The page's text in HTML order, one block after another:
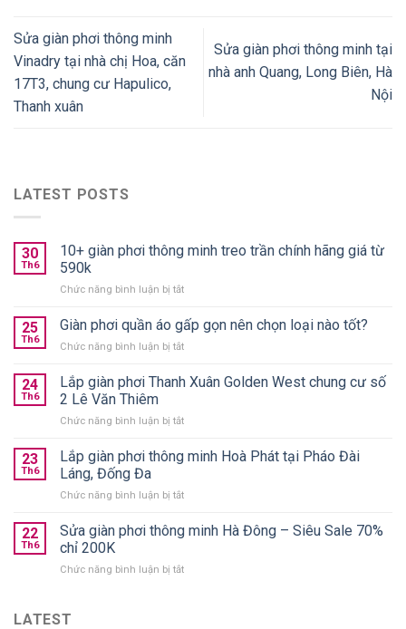
Sửa giàn phơi thông minh
Vinadry tại nhà chị Hoa, căn
17T3, chung cư Hapulico,
Thanh xuân
Sửa giàn phơi thông minh tại
nhà anh Quang, Long Biên, Hà
Nội
LATEST POSTS
30
Th6
10+ giàn phơi thông minh treo trần chính hãng giá từ
590k
Chức năng bình luận bị tắtở
giàn
phơi
thông
treo
hãng
từ
25
Th6
Giàn phơi quần áo gấp gọn nên chọn loại nào tốt?
Chức năng bình luận bị tắtở
phơi
gấp
nên
nào
24
Th6
Lắp giàn phơi Thanh Xuân Golden West chung cư số
2 Lê Văn Thiêm
Chức năng bình luận bị tắtở
giàn
Xuân
West
số
23
Th6
Lắp giàn phơi thông minh Hoà Phát tại Pháo Đài
Láng, Đống Đa
Chức năng bình luận bị tắtở
giàn
phơi
minh
22
Th6
Sửa giàn phơi thông minh Hà Đông – Siêu Sale 70%
chỉ 200K
Chức năng bình luận bị tắtở
LATEST